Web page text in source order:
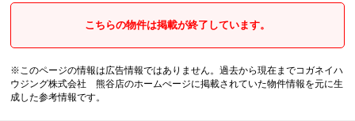
こちらの物件は掲載が終了しています。
※このページの情報は広告情報ではありません。過去から現在までコガネイハ
ウジング株式会社 熊谷店のホームぺージに掲載されていた物件情報を元に生
成した参考情報です。